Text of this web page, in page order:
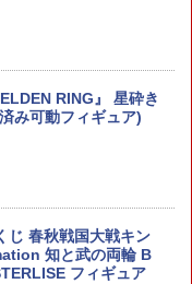
成品 (訳あり商品) DR
Standard 『機動戦
魔女』 チュアチュリ
ラモデル)(スレッタ
RING』 星砕き
み可動フィギュア)
じ 春秋戦国大戦キン
知と武の両輪 B
フィギュア